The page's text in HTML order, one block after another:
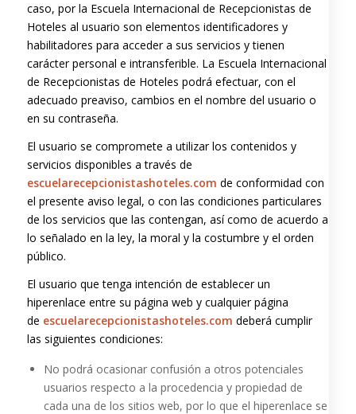
caso, por la Escuela Internacional de Recepcionistas de
Hoteles al usuario son elementos identificadores y
habilitadores para acceder a sus servicios y tienen
carácter personal e intransferible. La Escuela Internacional
de Recepcionistas de Hoteles podrá efectuar, con el
adecuado preaviso, cambios en el nombre del usuario o
en su contraseña.
El usuario se compromete a utilizar los contenidos y
servicios disponibles a través de
escuelarecepcionistashoteles.com de conformidad con
el presente aviso legal, o con las condiciones particulares
de los servicios que las contengan, así como de acuerdo a
lo señalado en la ley, la moral y la costumbre y el orden
público.
El usuario que tenga intención de establecer un
hiperenlace entre su página web y cualquier página
de escuelarecepcionistashoteles.com deberá cumplir
las siguientes condiciones:
No podrá ocasionar confusión a otros potenciales
usuarios respecto a la procedencia y propiedad de
cada una de los sitios web, por lo que el hiperenlace se